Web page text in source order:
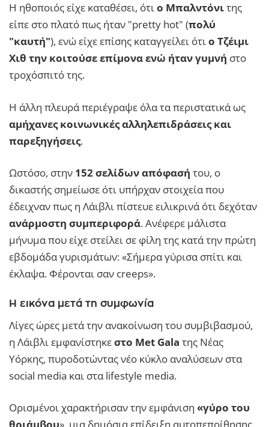
Η ηθοποιός είχε καταθέσει, ότιο Μπαλντόνιτης
είπε στο πλατό πως ήταν "pretty hot" (πολύ
"καυτή"), ενώ είχε επίσης καταγγείλει ότιο Τζέιμι
Χιθ την κοιτούσε επίμονα ενώ ήταν γυμνή στο
τροχόσπιτό της.
Η άλλη πλευρά περιέγραψε όλα τα περιστατικά ως
αμήχανες κοινωνικές αλληλεπιδράσεις και
παρεξηγήσεις.
Ωστόσο, στην 152 σελίδων απόφασή του, ο
δικαστής σημείωσε ότι υπήρχαν στοιχεία που
έδειχναν πως η Λάιβλι πίστευε ειλικρινά ότι δεχόταν
ανάρμοστη συμπεριφορά. Ανέφερε μάλιστα
μήνυμα που είχε στείλει σε φίλη της κατά την πρώτη
εβδομάδα γυρισμάτων: «Σήμερα γύρισα σπίτι και
έκλαψα. Φέρονται σαν creeps».
Η εικόνα μετά τη συμφωνία
Λίγες ώρες μετά την ανακοίνωση του συμβιβασμού,
η Λάιβλι εμφανίστηκεστο Met Gala της Νέας
Υόρκης, πυροδοτώντας νέο κύκλο αναλύσεων στα
social media και στα lifestyle media.
Ορισμένοι χαρακτήρισαν την εμφάνιση «γύρο του